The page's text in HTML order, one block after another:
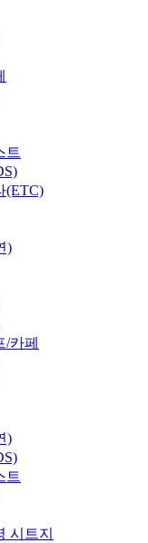
트
(ETC)
)
/카페
)
트
시트지